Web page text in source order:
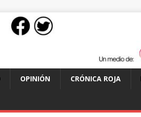
OPINIÓN CRÓNICA ROJA